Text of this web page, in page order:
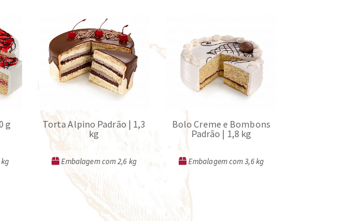
g
Torta Alpino Padrão | 1,3
kg
Embalagem com 2,6 kg
ORÇAR
Bolo Creme e Bombons
Padrão | 1,8 kg
Embalagem com 3,6 kg